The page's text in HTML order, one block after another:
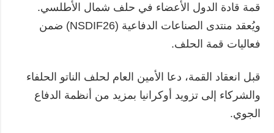
قمة قادة الدول الأعضاء في حلف شمال الأطلسي.
ويُعقد منتدى الصناعات الدفاعية (NSDIF26) ضمن
فعاليات قمة الحلف.
قبل انعقاد القمة، دعا الأمين العام لحلف الناتو الحلفاء
والشركاء إلى تزويد أوكرانيا بمزيد من أنظمة الدفاع
الجوي.